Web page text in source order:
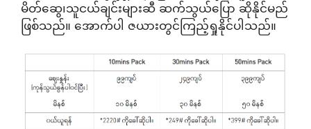
မိတ်ဆွေ၊သူငယ်ချင်းများဆီ ဆက်သွယ်ပြော ဆိုနိုင်မည်
ဖြစ်သည်။ အောက်ပါ ဇယားတွင်ကြည့်ရှုနိုင်ပါသည်။